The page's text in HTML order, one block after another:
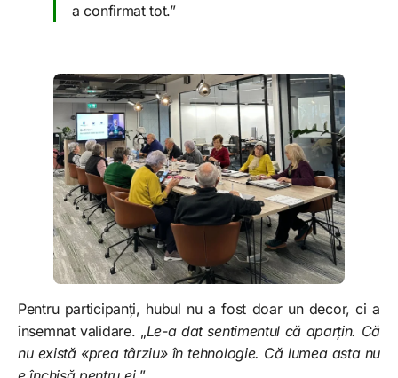
a confirmat tot.”
Pentru participanți, hubul nu a fost doar un decor, ci a
însemnat validare. „Le-a dat sentimentul că aparțin. Că
nu există «prea târziu» în tehnologie. Că lumea asta nu